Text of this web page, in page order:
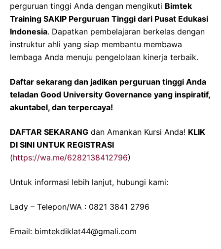
perguruan tinggi Anda dengan mengikuti Bimtek
Training SAKIP Perguruan Tinggi dari Pusat Edukasi
Indonesia. Dapatkan pembelajaran berkelas dengan
instruktur ahli yang siap membantu membawa
lembaga Anda menuju pengelolaan kinerja terbaik.
Daftar sekarang dan jadikan perguruan tinggi Anda
teladan Good University Governance yang inspiratif,
akuntabel, dan terpercaya!
DAFTAR SEKARANG dan Amankan Kursi Anda! KLIK
DI SINI UNTUK REGISTRASI
(https://wa.me/6282138412796)
Untuk informasi lebih lanjut, hubungi kami:
Lady – Telepon/WA : 0821 3841 2796
Email: bimtekdiklat44@gmali.com